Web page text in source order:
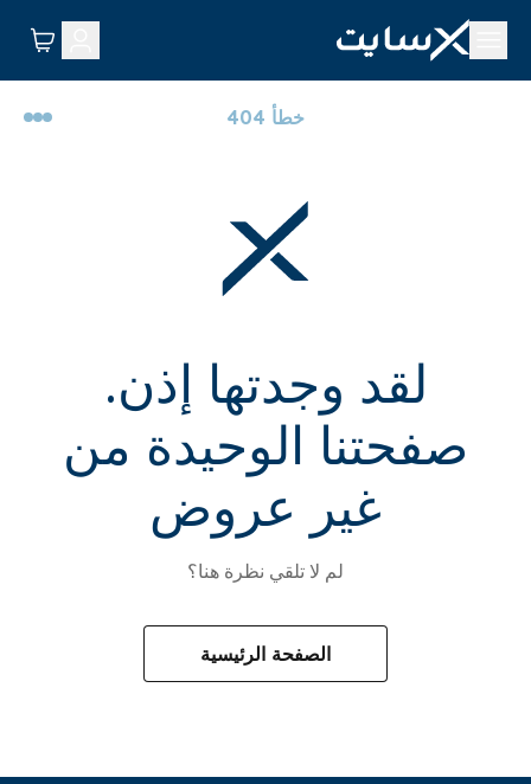
خطأ 404
لقد وجدتها إذن.
صفحتنا الوحيدة من
غير عروض
لم لا تلقي نظرة هنا؟
الصفحة الرئيسية